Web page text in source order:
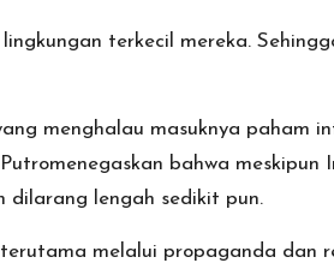
terkecil mereka.
menghalau masuknya paham
bahwa meskipun
dilarang lengah sedikit pun.
melalui propaganda dan